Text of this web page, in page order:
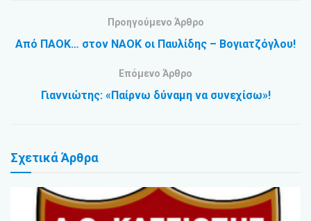
Προηγούμενο Άρθρο
Από ΠΑΟΚ… στον ΝΑΟΚ οι Παυλίδης – Βογιατζόγλου!
Επόμενο Άρθρο
Γιαννιώτης: «Παίρνω δύναμη να συνεχίσω»!
ΣχετικάΆρθρα